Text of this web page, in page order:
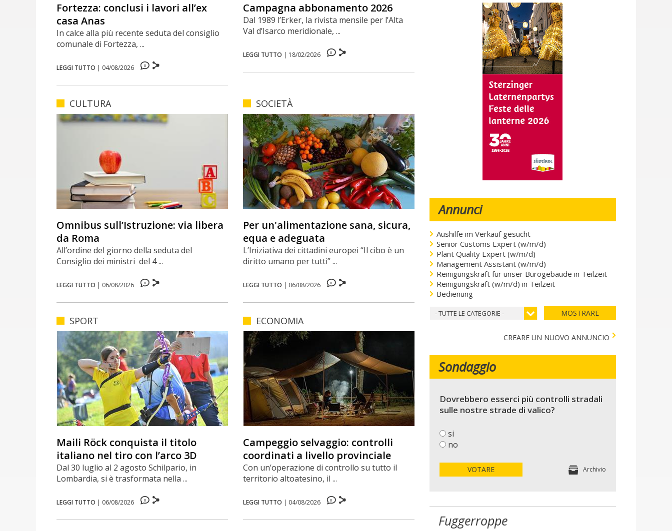
Fortezza: conclusi i lavori all’ex
casa Anas
In calce alla più recente seduta del consiglio
comunale di Fortezza, ...
LEGGI TUTTO | 04/08/2026 0
Campagna abbonamento 2026
Dal 1989 l’Erker, la rivista mensile per l’Alta
Val d’Isarco meridionale, ...
LEGGI TUTTO | 18/02/2026 0
CULTURA
Omnibus sull’Istruzione: via libera
da Roma
All’ordine del giorno della seduta del
Consiglio dei ministri del 4 ...
LEGGI TUTTO | 06/08/2026 0
SOCIETÀ
Per un'alimentazione sana, sicura,
equa e adeguata
L’Iniziativa dei cittadini europei “Il cibo è un
diritto umano per tutti” ...
LEGGI TUTTO | 06/08/2026 0
SPORT
Maili Röck conquista il titolo
italiano nel tiro con l’arco 3D
Dal 30 luglio al 2 agosto Schilpario, in
Lombardia, si è trasformata nella ...
LEGGI TUTTO | 06/08/2026 0
ECONOMIA
Campeggio selvaggio: controlli
coordinati a livello provinciale
Con un’operazione di controllo su tutto il
territorio altoatesino, il ...
LEGGI TUTTO | 04/08/2026 0
Annunci
Aushilfe im Verkauf gesucht
Senior Customs Expert (w/m/d)
Plant Quality Expert (w/m/d)
Management Assistant (w/m/d)
Reinigungskraft für unser Bürogebäude in Teilzeit
Reinigungskraft (w/m/d) in Teilzeit
Bedienung
- TUTTE LE CATEGORIE - MOSTRARE
CREARE UN NUOVO ANNUNCIO
Sondaggio
Dovrebbero esserci più controlli stradali
sulle nostre strade di valico?
si
no
VOTARE Archivio
Fuggerroppe